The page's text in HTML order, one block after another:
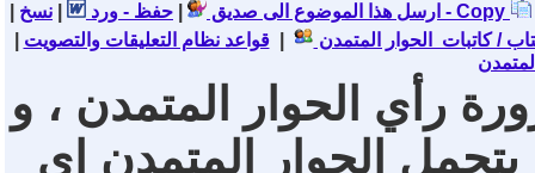
ارسل هذا الموضوع الى صديق حفظ - ورد نسخ - Copy
/ كاتبات الحوار المتمدن |قواعد نظام التعليقات والتصويت
رأي الحوار المتمدن ، و
يتحمل الحوار المتمدن اي